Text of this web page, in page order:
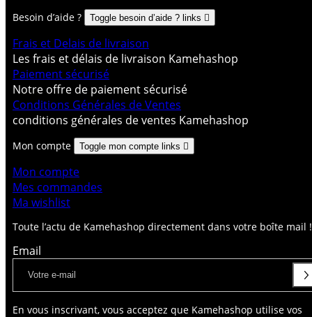
Toute l’actu de Kamehashop directement dans votre boîte mail !
Email
En vous inscrivant, vous acceptez que Kamehashop utilise vos
Besoin d’aide ? Toggle besoin d’aide ? links 
Frais et Delais de livraison
Les frais et délais de livraison Kamehashop
Paiement sécurisé
Notre offre de paiement sécurisé
Conditions Générales de Ventes
conditions générales de ventes Kamehashop
Mon compte Toggle mon compte links 
Mon compte
Mes commandes
Ma wishlist